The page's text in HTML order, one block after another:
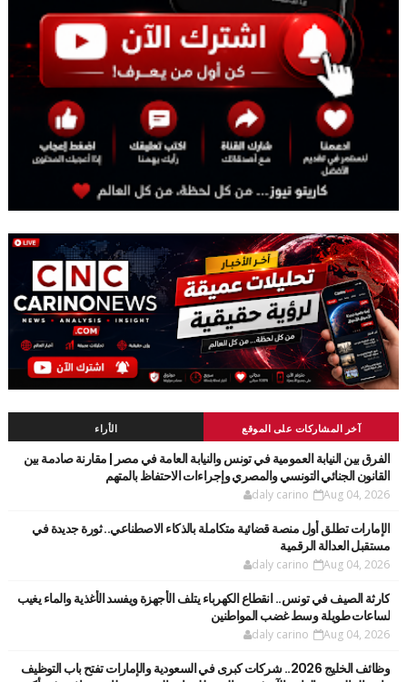
آخر المشاركات على الموقع الأراء
الفرق بين النيابة العمومية في تونس والنيابة العامة في مصر | مقارنة صادمة بين
القانون الجنائي التونسي والمصري وإجراءات الاحتفاظ بالمتهم
daly carino Aug 04, 2026
الإمارات تطلق أول منصة قضائية متكاملة بالذكاء الاصطناعي.. ثورة جديدة في
مستقبل العدالة الرقمية
daly carino Aug 04, 2026
كارثة الصيف في تونس.. انقطاع الكهرباء يتلف الأجهزة ويفسد الأغذية والماء يغيب
لساعات طويلة وسط غضب المواطنين
daly carino Aug 04, 2026
وظائف الخليج 2026.. شركات كبرى في السعودية والإمارات تفتح باب التوظيف